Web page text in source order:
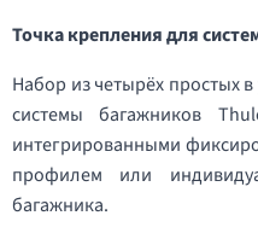
Точка крепления для
Набор из четырёх простых
системы багажников
интегрированными
профилем или
багажника.